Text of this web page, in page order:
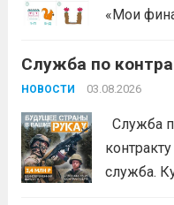
«Мои
портале:
Служба по
НОВОСТИ 03.08.2026
Служба
служба.